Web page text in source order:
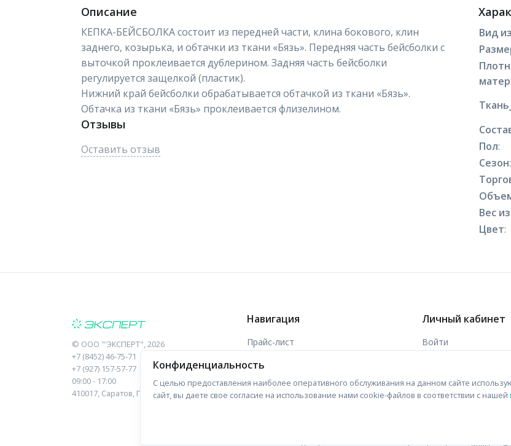
Описание
КЕПКА-БЕЙСБОЛКА состоит из передней части, клина бокового, клин
заднего, козырька, и обтачки из ткани «Бязь». Передняя часть бейсболки с
выточкой проклеивается дублерином. Задняя часть бейсболки
регулируется защелкой (пластик).
Нижний край бейсболки обрабатывается обтачкой из ткани «Бязь».
Обтачка из ткани «Бязь» проклеивается флизелином.
Отзывы
Оставить отзыв
Вид
Пол:
Сезон:
Вес
Цвет:
© ООО "'ЭКСПЕРТ", 2026
+7 (8452) 46-75-71
+7 (927) 157-57-77
09:00 - 17:00
410017, Саратов, Пугачева, 10 к1, оф.23
Навигация
Прайс-лист
Отзывы
Форма связи
Личный кабинет
Войти
Конфиденциальность
С целью предоставления наиболее оперативного обслуживания на данном сайте
сайт, вы даете свое согласие на использование нами cookie-файлов в соответствии с нашей